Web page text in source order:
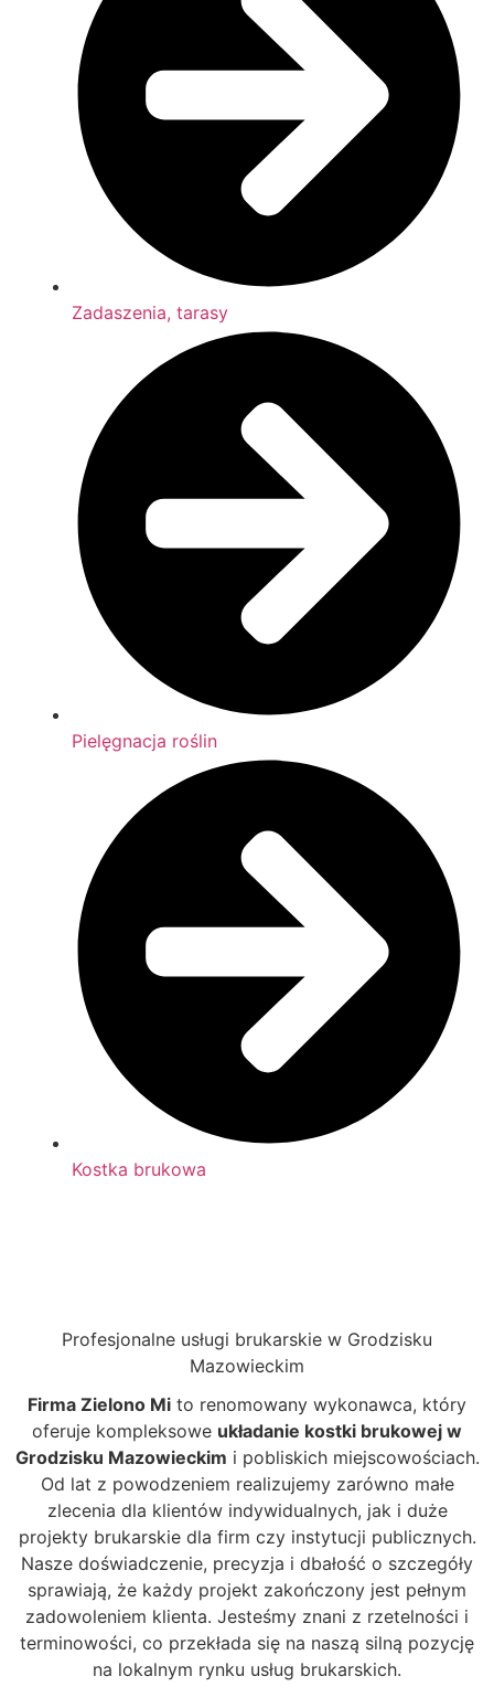
Zadaszenia, tarasy
Pielęgnacja roślin
Kostka brukowa
Profesjonalne usługi brukarskie w Grodzisku
Mazowieckim
Firma Zielono Mi to renomowany wykonawca, który
oferuje kompleksowe układanie kostki brukowej w
Grodzisku Mazowieckim i pobliskich miejscowościach.
Od lat z powodzeniem realizujemy zarówno małe
zlecenia dla klientów indywidualnych, jak i duże
projekty brukarskie dla firm czy instytucji publicznych.
Nasze doświadczenie, precyzja i dbałość o szczegóły
sprawiają, że każdy projekt zakończony jest pełnym
zadowoleniem klienta. Jesteśmy znani z rzetelności i
terminowości, co przekłada się na naszą silną pozycję
na lokalnym rynku usług brukarskich.